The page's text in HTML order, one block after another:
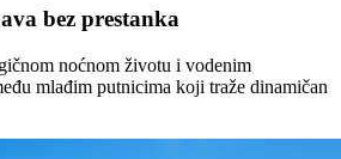
bez prestanka
noćnom životu i vodenim
mlađim putnicima koji traže dinamičan